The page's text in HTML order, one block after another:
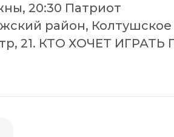
20:30 Патриот
район,
21. КТО ХОЧЕТ ИГРАТЬ